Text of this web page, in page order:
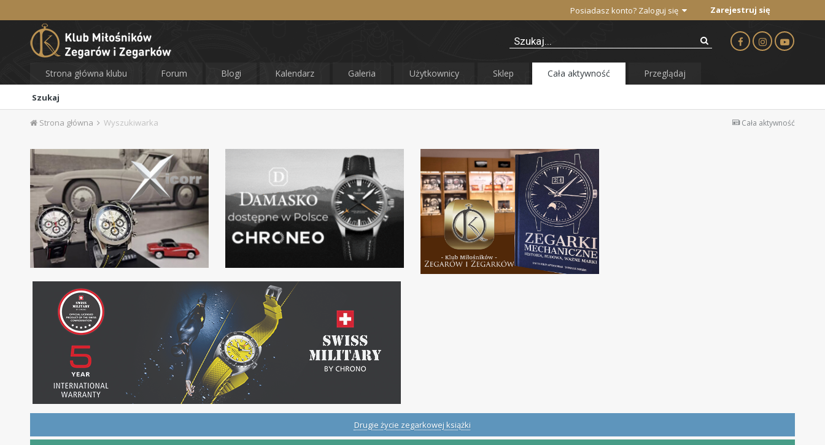
Posiadasz konto? Zaloguj się Zarejestruj się
Strona główna klubu Forum Blogi Kalendarz Galeria Użytkownicy Sklep Cała aktywność
Szukaj
Przeglądaj
Cała aktywność
Strona główna Wyszukiwarka
Drugie życie zegarkowej książki